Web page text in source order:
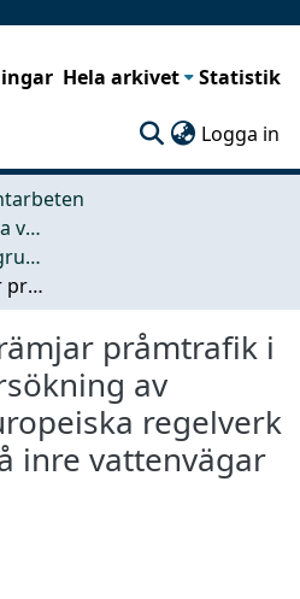
Hela arkivet Statistik
Logga in
Mekanik och maritima vetenskaper (M2)
Examensarbeten på grundnivå
Faktorer som främjar pråmtrafik i Sverige - Undersökning av svenska och europeiska regelverk för transport på inre vattenvägar
pråmtrafik i
av
regelverk
inre vattenvägar